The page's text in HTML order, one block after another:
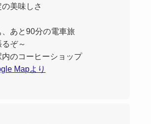
美味しさ
、あと90分の電車旅
ぞ～
のコーヒーショップ
Mapより